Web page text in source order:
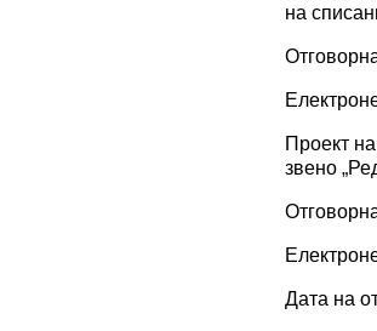
на
Проект
звено
Дата на